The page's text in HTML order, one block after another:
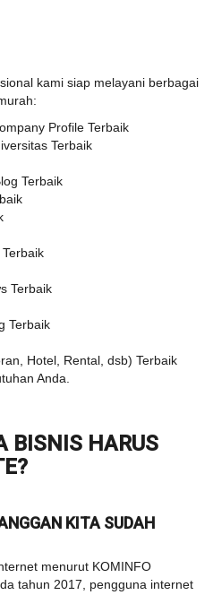
kami siap melayani berbagai
Profile Terbaik
Terbaik
Terbaik
Terbaik
Terbaik
Hotel, Rental, dsb) Terbaik
Anda.
BISNIS HARUS
KITA SUDAH
menurut KOMINFO
tahun 2017, pengguna internet